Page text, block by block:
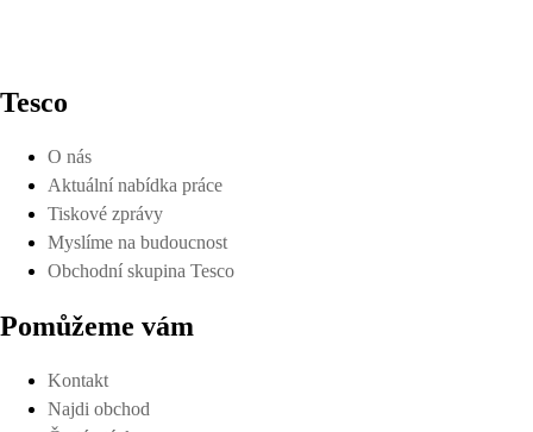
Tesco
O nás
Aktuální nabídka práce
Tiskové zprávy
Myslíme na budoucnost
Obchodní skupina Tesco
Pomůžeme vám
Kontakt
Najdi obchod